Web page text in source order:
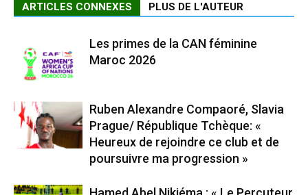
ARTICLES CONNEXES PLUS DE L'AUTEUR
Les primes de la CAN féminine
Maroc 2026
Ruben Alexandre Compaoré, Slavia
Prague/ République Tchèque: «
Heureux de rejoindre ce club et de
poursuivre ma progression »